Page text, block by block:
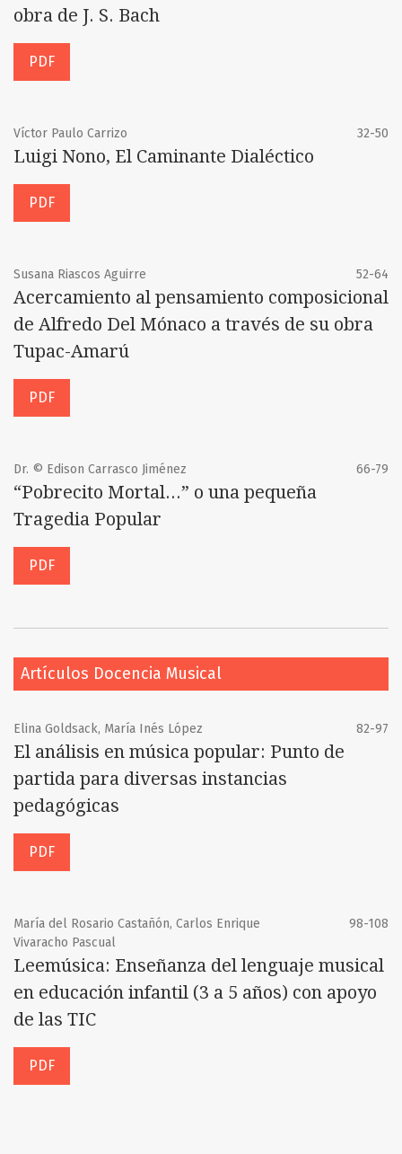
obra de J. S. Bach
PDF
Víctor Paulo Carrizo 32-50
Luigi Nono, El Caminante Dialéctico
PDF
Susana Riascos Aguirre 52-64
Acercamiento al pensamiento composicional
de Alfredo Del Mónaco a través de su obra
Tupac-Amarú
PDF
Dr. © Edison Carrasco Jiménez 66-79
“Pobrecito Mortal...” o una pequeña
Tragedia Popular
PDF
Artículos Docencia Musical
Elina Goldsack, María Inés López 82-97
El análisis en música popular: Punto de
partida para diversas instancias
pedagógicas
PDF
María del Rosario Castañón, Carlos Enrique
Vivaracho Pascual
98-108
Leemúsica: Enseñanza del lenguaje musical
en educación infantil (3 a 5 años) con apoyo
de las TIC
PDF